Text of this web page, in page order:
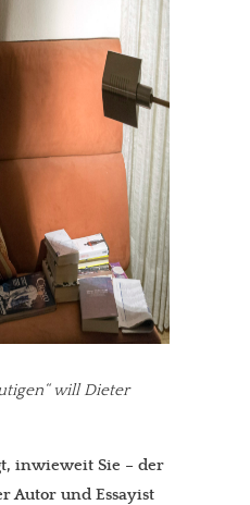
will Dieter
inwieweit Sie – der
Autor und Essayist